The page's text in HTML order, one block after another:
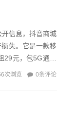
信息，抖音商城
失。它是一款移
元，包5G通用
次浏览 0条评论